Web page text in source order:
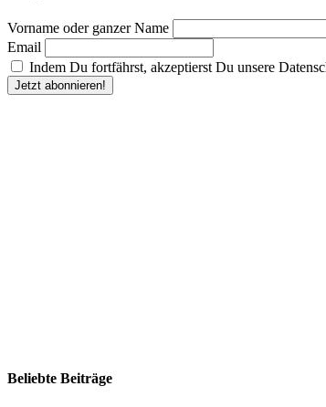
Vorname oder ganzer Name
Email
Indem Du fortfährst, akzeptierst Du unsere
Beliebte Beiträge